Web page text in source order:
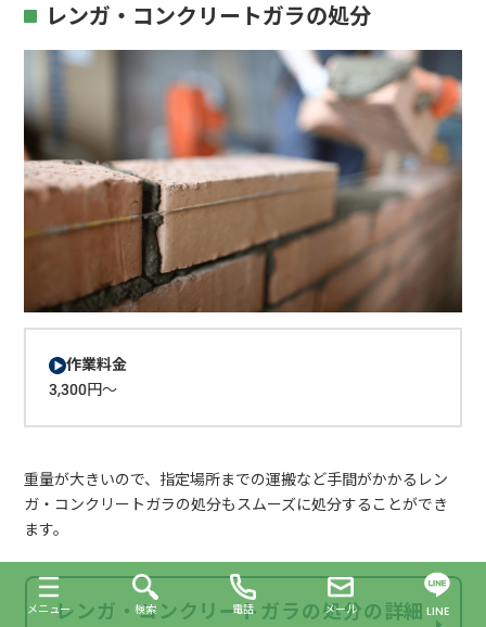
レンガ・コンクリートガラの処分
作業料金
3,300円～
重量が大きいので、指定場所までの運搬など手間がかかるレン
ガ・コンクリートガラの処分もスムーズに処分することができ
ます。
レンガ・コンクリートガラの処分の詳細
メニュー 検索 電話 メール LINE